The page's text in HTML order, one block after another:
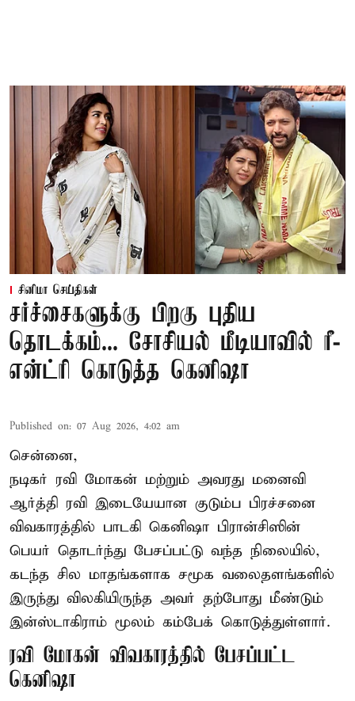
சினிமா செய்திகள்
சர்ச்சைகளுக்கு பிறகு புதிய
தொடக்கம்... சோசியல் மீடியாவில் ரீ-
என்ட்ரி கொடுத்த கெனிஷா
Published on: 07 Aug 2026, 4:02 am
சென்னை,
நடிகர் ரவி மோகன் மற்றும் அவரது மனைவி
ஆர்த்தி ரவி இடையேயான குடும்ப பிரச்சனை
விவகாரத்தில் பாடகி கெனிஷா பிரான்சிஸின்
பெயர் தொடர்ந்து பேசப்பட்டு வந்த நிலையில்,
கடந்த சில மாதங்களாக சமூக வலைதளங்களில்
இருந்து விலகியிருந்த அவர் தற்போது மீண்டும்
இன்ஸ்டாகிராம் மூலம் கம்பேக் கொடுத்துள்ளார்.
ரவி மோகன் விவகாரத்தில் பேசப்பட்ட
கெனிஷா